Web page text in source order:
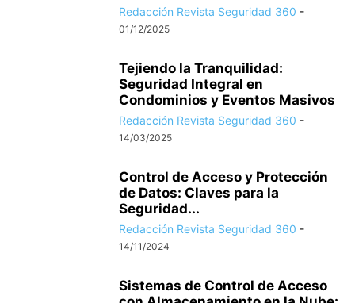
Redacción Revista Seguridad 360 -
01/12/2025
Tejiendo la Tranquilidad:
Seguridad Integral en
Condominios y Eventos Masivos
Redacción Revista Seguridad 360 -
14/03/2025
Control de Acceso y Protección
de Datos: Claves para la
Seguridad...
Redacción Revista Seguridad 360 -
14/11/2024
Sistemas de Control de Acceso